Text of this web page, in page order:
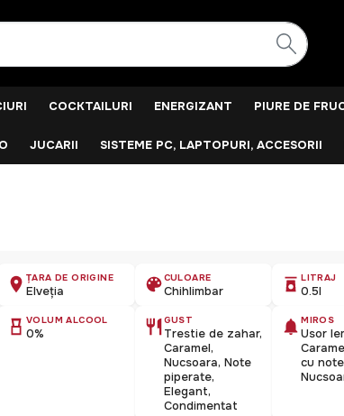
COCKTAILURI ENERGIZANT PIURE DE
JUCARII SISTEME PC, LAPTOPURI, ACCESORII
ȚARA DE ORIGINE
Elveția
CULOARE
Chihlimbar
LITRAJ
0.5l
VOLUM ALCOOL
0%
GUST
Trestie de zahar,
Caramel,
Nucsoara, Note
piperate,
Elegant,
Condimentat
MIROS
Usor
cu